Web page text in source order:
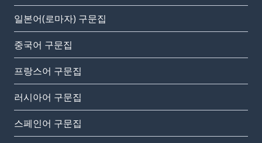
일본어(로마자) 구문집
중국어 구문집
프랑스어 구문집
러시아어 구문집
스페인어 구문집